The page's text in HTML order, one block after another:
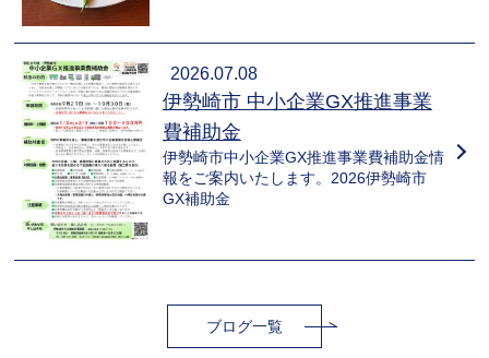
2026.07.08
伊勢崎市 中小企業GX推進事業
費補助金
伊勢崎市中小企業GX推進事業費補助金情
報をご案内いたします。2026伊勢崎市
GX補助金
ブログ一覧